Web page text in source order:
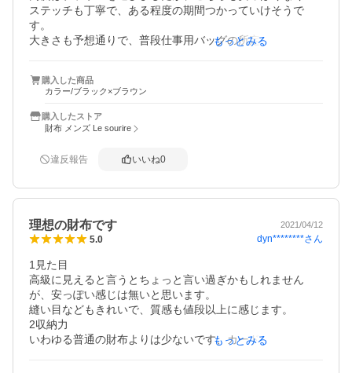
ステッチも丁寧で、ある程度の期間つかっていけそうで
す。
大きさも予想通りで、普段仕事用バッグの所定ポケに
カードは、他のレビューどおりに、各ポケ一枚でしょう
小銭入れも硬貨10枚くらいが膨らまずに使える限度。
スリム財布をずっと探してたところ、好きなカーボン柄で
もっとみる
購入した商品
カラー/ブラック×ブラウン
購入したストア
財布 メンズ Le sourire
違反報告 いいね0
理想の財布です 2021/04/12
5.0 dyn********さん
1見た目
高級に見えると言うとちょっと言い過ぎかもしれません
が、安っぽい感じは無いと思います。
縫い目などもきれいで、質感も値段以上に感じます。
2収納力
いわゆる普通の財布よりは少ないです、カードは6枚入りま
もっとみる